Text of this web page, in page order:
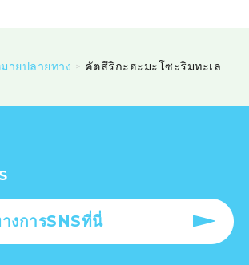
ายปลายทาง คัตสึริกะฮะมะโซะริมทะเล
งการSNSที่นี่